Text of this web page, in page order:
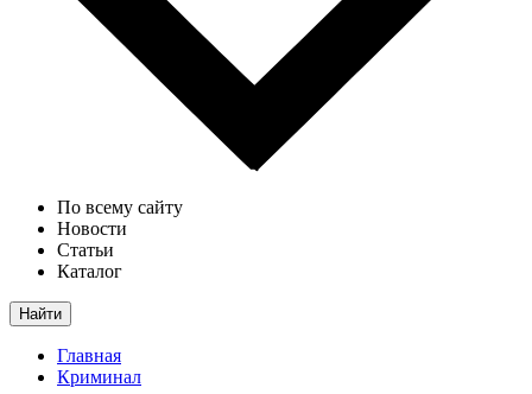
По всему сайту
Новости
Статьи
Каталог
Найти
Главная
Криминал